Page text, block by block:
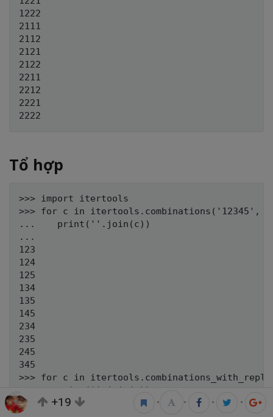
1222
2111
2112
2121
2122
2211
2212
2221
Tổ hợp
>>> import itertools
>>> for c in itertools.combinations('12345',
...    print(''.join(c))
...
123
124
125
134
135
145
234
235
245
345
>>> for c in
...    print(''.join(c))
...
+19 • • • •